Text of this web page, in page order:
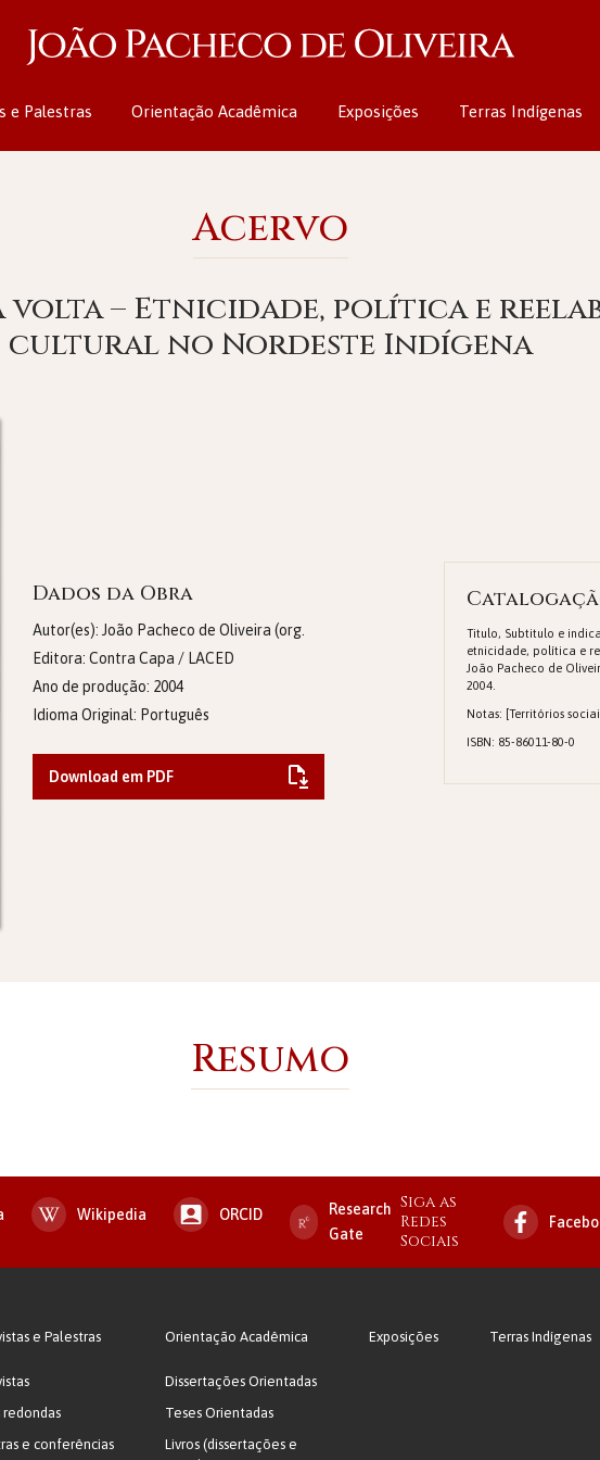
e Palestras Orientação Acadêmica Exposições Terras Indígenas
Acervo
volta – Etnicidade, política e
cultural no Nordeste Indígena
Dados da Obra
Autor(es): João Pacheco de Oliveira (org.
Editora: Contra Capa / LACED
Ano de produção: 2004
Idioma Original: Português
Download em PDF
Titulo, Subtitulo e
etnicidade, política e
João Pacheco de
2004.
Notas: [Territórios
ISBN: 85-86011-80-0
Resumo
Wikipedia ORCID
Research
Gate
Siga as
Redes
Sociais
e Palestras
redondas
e conferências
Orientação Acadêmica
Dissertações Orientadas
Teses Orientadas
Livros (dissertações e
Exposições Terras Indígenas